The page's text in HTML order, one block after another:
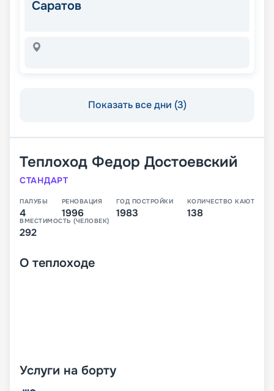
Саратов
Показать все дни (3)
Теплоход Федор Достоевский
СТАНДАРТ
ПАЛУБЫ
4
РЕНОВАЦИЯ
1996
ГОД ПОСТРОЙКИ
1983
КОЛИЧЕСТВО КАЮТ
138
ВМЕСТИМОСТЬ (ЧЕЛОВЕК)
292
О теплоходе
Услуги на борту